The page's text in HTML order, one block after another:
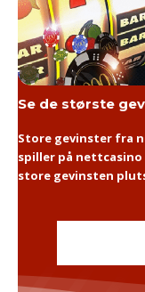
Se de største
Store gevinster fra
spiller på
store gevinsten